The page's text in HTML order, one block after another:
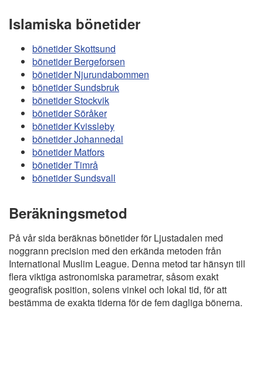
Islamiska bönetider
bönetider Skottsund
bönetider Bergeforsen
bönetider Njurundabommen
bönetider Sundsbruk
bönetider Stockvik
bönetider Söråker
bönetider Kvissleby
bönetider Johannedal
bönetider Matfors
bönetider Timrå
bönetider Sundsvall
Beräkningsmetod
På vår sida beräknas bönetider för Ljustadalen med
noggrann precision med den erkända metoden från
International Muslim League. Denna metod tar hänsyn till
flera viktiga astronomiska parametrar, såsom exakt
geografisk position, solens vinkel och lokal tid, för att
bestämma de exakta tiderna för de fem dagliga bönerna.